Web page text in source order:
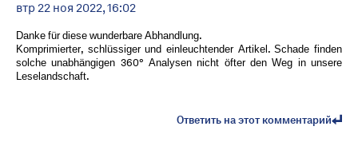
втр 22 ноя 2022, 16:02
Danke für diese wunderbare Abhandlung.
Komprimierter, schlüssiger und einleuchtender Artikel. Schade finden
solche unabhängigen 360° Analysen nicht öfter den Weg in unsere
Leselandschaft.
Ответить на этот комментарий